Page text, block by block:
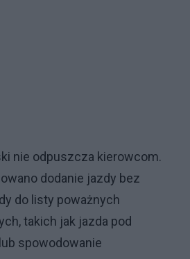
nie odpuszcza kierowcom.
dodanie jazdy bez
do listy poważnych
takich jak jazda pod
spowodowanie